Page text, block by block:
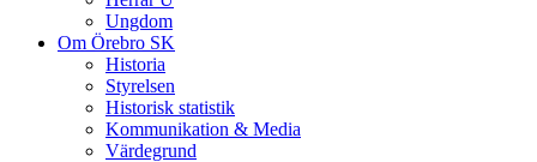
Ungdom
Om Örebro SK
Historia
Styrelsen
Historisk statistik
Kommunikation & Media
Värdegrund